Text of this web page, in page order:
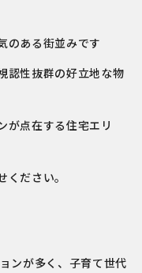
のある街並みです
認性抜群の好立地な物
が点在する住宅エリ
ださい。
ンが多く、子育て世代